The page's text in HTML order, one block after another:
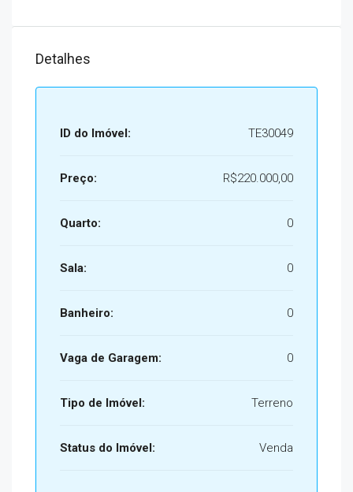
Detalhes
ID do Imóvel: TE30049
Preço: R$220.000,00
Quarto: 0
Sala: 0
Banheiro: 0
Vaga de Garagem: 0
Tipo de Imóvel: Terreno
Status do Imóvel: Venda